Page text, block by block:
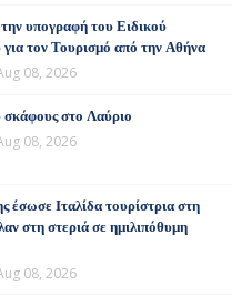
υπογραφή του Ειδικού
τον Τουρισμό από την Αθήνα
08, 2026
στο Λαύριο
08, 2026
έσωσε Ιταλίδα τουρίστρια στη
στη στεριά σε ημιλιπόθυμη
08, 2026